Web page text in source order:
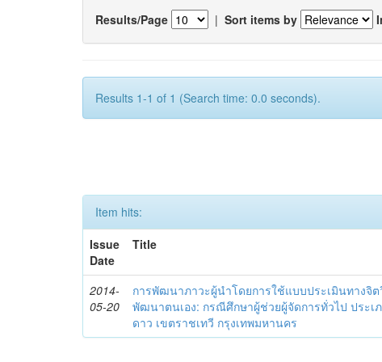
Results/Page | Sort items by
Results 1-1 of 1 (Search time: 0.0 seconds).
Item hits:
Issue
Date
Title
2014-
05-20
การพัฒนาภาวะผู้นำโดยการใช้แบบประเมินทางจิ
พัฒนาตนเอง: กรณีศึกษาผู้ช่วยผู้จัดการทั่วไป ประเ
ดาว เขตราชเทวี กรุงเทพมหานคร